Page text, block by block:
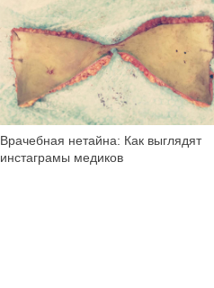
Врачебная нетайна: Как выглядят
инстаграмы медиков
261 283